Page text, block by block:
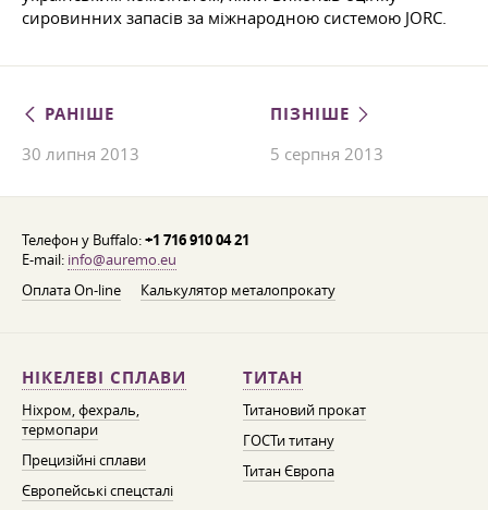
сировинних запасів за міжнародною системою JORC.
РАНІШЕ
30 липня 2013
ПІЗНІШЕ
5 серпня 2013
Телефон у Buffalo:+1 716 910 04 21
E-mail: info@auremo.eu
Оплата On-line
Калькулятор металопрокату
НІКЕЛЕВІ СПЛАВИ
Ніхром, фехраль,
термопари
Прецизійні сплави
Європейські спецсталі
ТИТАН
Титановий прокат
ГОСТи титану
Титан Європа